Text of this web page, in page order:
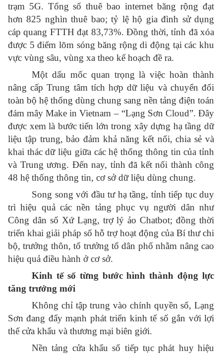
trạm 5G. Tổng số thuê bao internet băng rộng đạt
hơn 825 nghìn thuê bao; tỷ lệ hộ gia đình sử dụng
cáp quang FTTH đạt 83,73%. Đồng thời, tỉnh đã xóa
được 5 điểm lõm sóng băng rộng di động tại các khu
vực vùng sâu, vùng xa theo kế hoạch đề ra.
Một dấu mốc quan trọng là việc hoàn thành
nâng cấp Trung tâm tích hợp dữ liệu và chuyển đổi
toàn bộ hệ thống dùng chung sang nền tảng điện toán
đám mây Make in Vietnam – “Lạng Sơn Cloud”. Đây
được xem là bước tiến lớn trong xây dựng hạ tầng dữ
liệu tập trung, bảo đảm khả năng kết nối, chia sẻ và
khai thác dữ liệu giữa các hệ thống thông tin của tỉnh
và Trung ương. Đến nay, tỉnh đã kết nối thành công
48 hệ thống thông tin, cơ sở dữ liệu dùng chung.
Song song với đầu tư hạ tầng, tỉnh tiếp tục duy
trì hiệu quả các nền tảng phục vụ người dân như
Công dân số Xứ Lạng, trợ lý ảo Chatbot; đồng thời
triển khai giải pháp số hỗ trợ hoạt động của Bí thư chi
bộ, trưởng thôn, tổ trưởng tổ dân phố nhằm nâng cao
hiệu quả điều hành ở cơ sở.
Kinh tế số từng bước hình thành động lực
tăng trưởng mới
Không chỉ tập trung vào chính quyền số, Lạng
Sơn đang đẩy mạnh phát triển kinh tế số gắn với lợi
thế cửa khẩu và thương mại biên giới.
Nền tảng cửa khẩu số tiếp tục phát huy hiệu